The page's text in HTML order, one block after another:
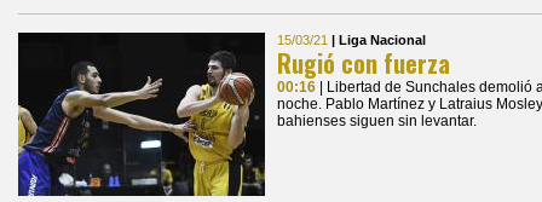
15/03/21 | Liga Nacional
Rugió con fuerza
00:16
| Libertad de Sunchales
noche. Pablo Martínez y Latraius
bahienses siguen sin levantar.